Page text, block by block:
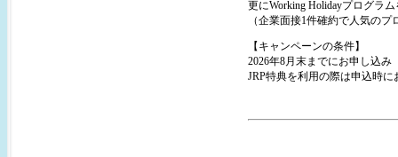
更にWorking Holidayプログラ
（企業面接1件確約で人気のプ
【キャンペーンの条件】
2026年8月末までにお申し込
JRP特典を利用の際は申込時